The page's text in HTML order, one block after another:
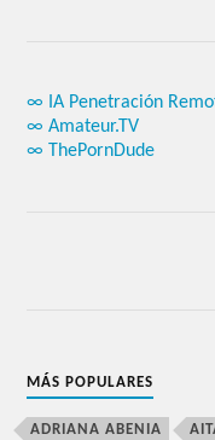
∞ IA Penetración
∞ Amateur.TV
∞ ThePornDude
MÁS POPULARES
ADRIANA ABENIA